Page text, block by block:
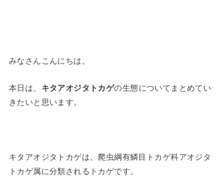
みなさんこんにちは。
本日は、 キタアオジタトカゲの生態についてまとめてい
きたいと思います。
キタアオジタトカゲは、爬虫綱有鱗目トカゲ科アオジタ
トカゲ属に分類されるトカゲです。